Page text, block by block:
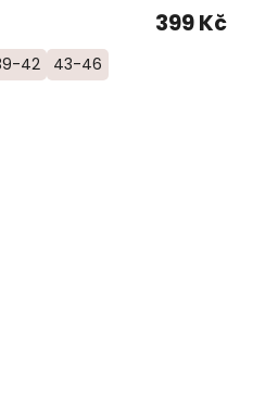
399 Kč
42 43-46